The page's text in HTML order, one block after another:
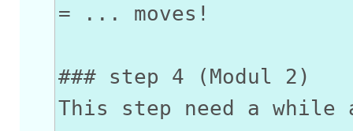
= ... moves!
### step 4 (Modul 2)
This step need a